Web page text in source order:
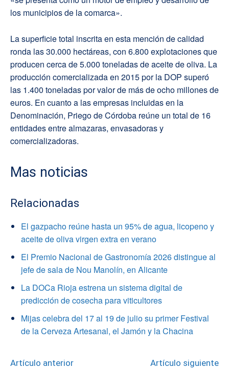
los municipios de la comarca».
La superficie total inscrita en esta mención de calidad
ronda las 30.000 hectáreas, con 6.800 explotaciones que
producen cerca de 5.000 toneladas de aceite de oliva. La
producción comercializada en 2015 por la DOP superó
las 1.400 toneladas por valor de más de ocho millones de
euros. En cuanto a las empresas incluidas en la
Denominación, Priego de Córdoba reúne un total de 16
entidades entre almazaras, envasadoras y
comercializadoras.
Mas noticias
Relacionadas
El gazpacho reúne hasta un 95% de agua, licopeno y
aceite de oliva virgen extra en verano
El Premio Nacional de Gastronomía 2026 distingue al
jefe de sala de Nou Manolín, en Alicante
La DOCa Rioja estrena un sistema digital de
predicción de cosecha para viticultores
Mijas celebra del 17 al 19 de julio su primer Festival
de la Cerveza Artesanal, el Jamón y la Chacina
Artículo anterior Artículo siguiente